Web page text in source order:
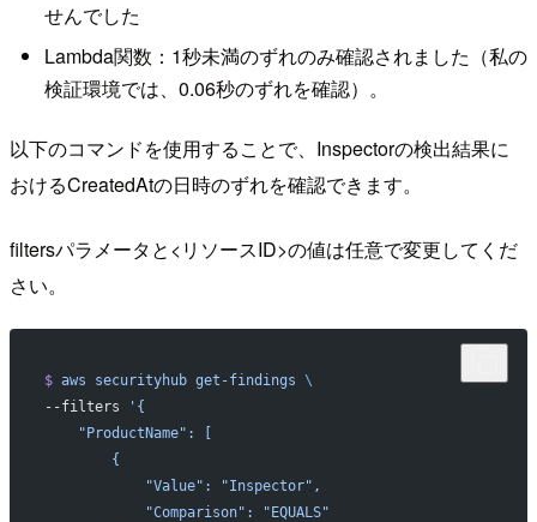
せんでした
Lambda関数：1秒未満のずれのみ確認されました（私の
検証環境では、0.06秒のずれを確認）。
以下のコマンドを使用することで、Inspectorの検出結果に
おけるCreatedAtの日時のずれを確認できます。
filtersパラメータと<リソースID>の値は任意で変更してくだ
さい。
$ aws securityhub get-findings \
--filters
'{
    "ProductName": [
        {
            "Value": "Inspector",
            "Comparison": "EQUALS"